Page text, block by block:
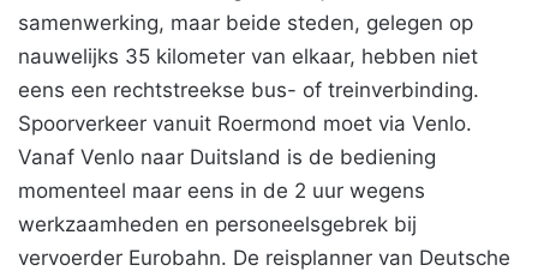
samenwerking, maar beide steden, gelegen op
nauwelijks 35 kilometer van elkaar, hebben niet
eens een rechtstreekse bus- of treinverbinding.
Spoorverkeer vanuit Roermond moet via Venlo.
Vanaf Venlo naar Duitsland is de bediening
momenteel maar eens in de 2 uur wegens
werkzaamheden en personeelsgebrek bij
vervoerder Eurobahn. De reisplanner van Deutsche